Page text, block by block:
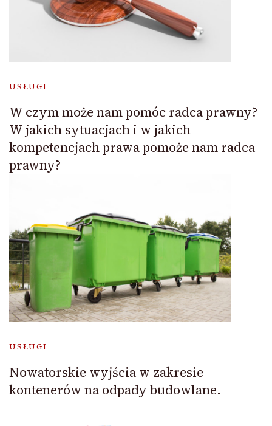
USŁUGI
W czym może nam pomóc radca prawny?
W jakich sytuacjach i w jakich
kompetencjach prawa pomoże nam radca
prawny?
USŁUGI
Nowatorskie wyjścia w zakresie
kontenerów na odpady budowlane.